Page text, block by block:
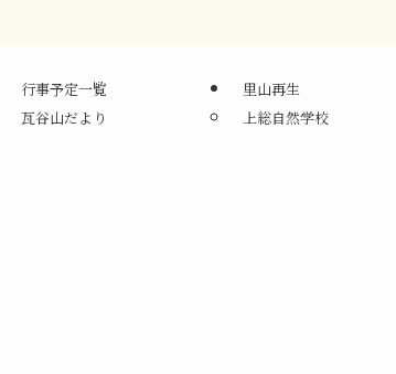
行事予定一覧
瓦谷山だより
里山再生
上総自然学校